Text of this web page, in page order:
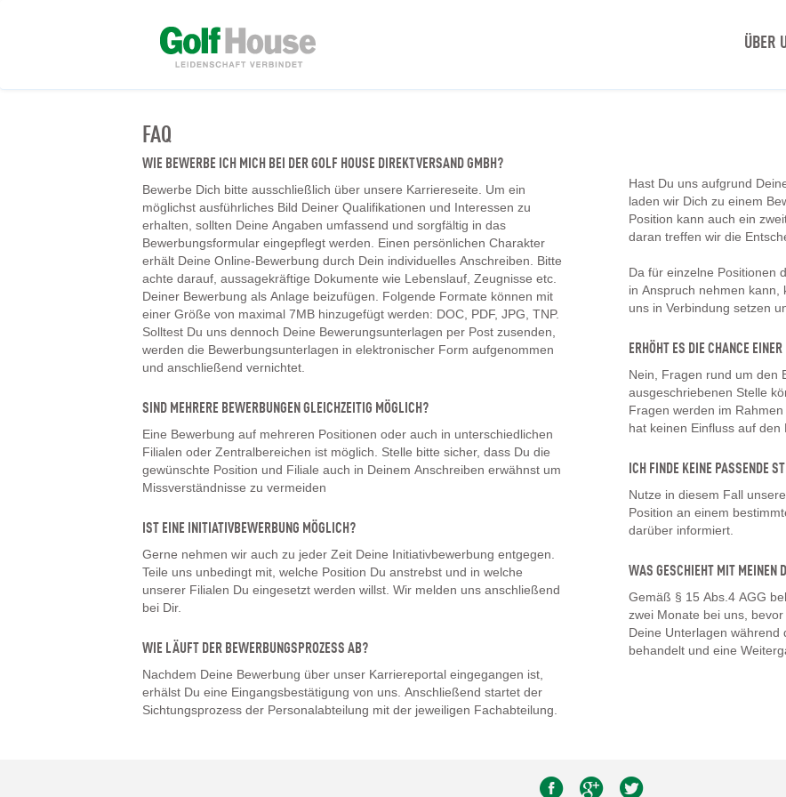
ÜBER
FAQ
WIE BEWERBE ICH MICH BEI DER GOLF HOUSE DIREKTVERSAND GMBH?
Bewerbe Dich bitte ausschließlich über unsere Karriereseite. Um ein
möglichst ausführliches Bild Deiner Qualifikationen und Interessen zu
erhalten, sollten Deine Angaben umfassend und sorgfältig in das
Bewerbungsformular eingepflegt werden. Einen persönlichen Charakter
erhält Deine Online-Bewerbung durch Dein individuelles Anschreiben. Bitte
achte darauf, aussagekräftige Dokumente wie Lebenslauf, Zeugnisse etc.
Deiner Bewerbung als Anlage beizufügen. Folgende Formate können mit
einer Größe von maximal 7MB hinzugefügt werden: DOC, PDF, JPG, TNP.
Solltest Du uns dennoch Deine Bewerungsunterlagen per Post zusenden,
werden die Bewerbungsunterlagen in elektronischer Form aufgenommen
und anschließend vernichtet.
SIND MEHRERE BEWERBUNGEN GLEICHZEITIG MÖGLICH?
Eine Bewerbung auf mehreren Positionen oder auch in unterschiedlichen
Filialen oder Zentralbereichen ist möglich. Stelle bitte sicher, dass Du die
gewünschte Position und Filiale auch in Deinem Anschreiben erwähnst um
Missverständnisse zu vermeiden
IST EINE INITIATIVBEWERBUNG MÖGLICH?
Gerne nehmen wir auch zu jeder Zeit Deine Initiativbewerbung entgegen.
Teile uns unbedingt mit, welche Position Du anstrebst und in welche
unserer Filialen Du eingesetzt werden willst. Wir melden uns anschließend
bei Dir.
WIE LÄUFT DER BEWERBUNGSPROZESS AB?
Nachdem Deine Bewerbung über unser Karriereportal eingegangen ist,
erhälst Du eine Eingangsbestätigung von uns. Anschließend startet der
Sichtungsprozess der Personalabteilung mit der jeweiligen Fachabteilung.
Hast Du uns aufgrund
laden wir Dich zu einem
Position kann auch ein
daran treffen wir die
Da für einzelne Positionen
in Anspruch nehmen kann,
uns in Verbindung setzen
ERHÖHT ES DIE CHANCE
Nein, Fragen rund um den
ausgeschriebenen Stelle
Fragen werden im
hat keinen Einfluss auf den
ICH FINDE KEINE PASSENDE
Nutze in diesem Fall
Position an einem
darüber informiert.
WAS GESCHIEHT MIT MEINEN
Gemäß § 15 Abs.4 AGG
zwei Monate bei uns,
Deine Unterlagen während
behandelt und eine